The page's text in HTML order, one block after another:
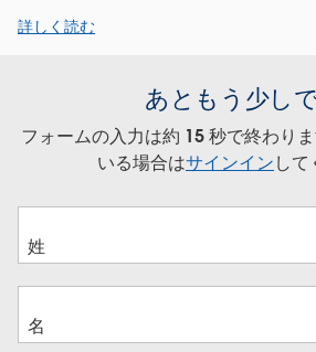
詳しく読む
あともう少し
フォームの入力は約 15 秒で終わり
いる場合はサインインして